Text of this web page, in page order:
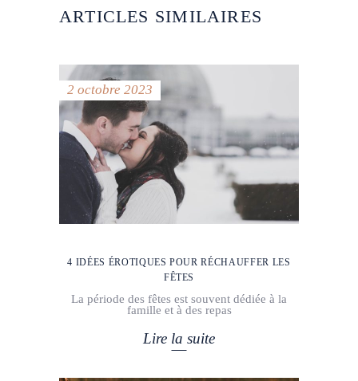
ARTICLES SIMILAIRES
2 octobre 2023
4 IDÉES ÉROTIQUES POUR RÉCHAUFFER LES
FÊTES
La période des fêtes est souvent dédiée à la
famille et à des repas
Lire la suite